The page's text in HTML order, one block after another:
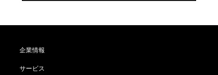
企業情報
サービス